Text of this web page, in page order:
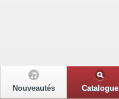
Nouveautés Catalogue